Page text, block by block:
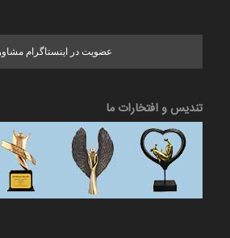
عضویت در اینستاگرام
تندیس و افتخارات ما